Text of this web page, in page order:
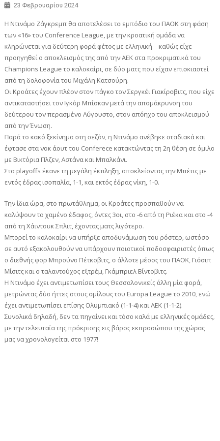
23 Φεβρουαρίου 2024
Η Ντινάμο Ζάγκρεμπ θα αποτελέσει το εμπόδιο του ΠΑΟΚ στη φάση
των «16» του Conference League, με την κροατική ομάδα να
κληρώνεται για δεύτερη φορά φέτος με ελληνική – καθώς είχε
προηγηθεί ο αποκλεισμός της από την ΑΕΚ στα προκριματικά του
Champions League το καλοκαίρι, σε δύο ματς που είχαν επισκιαστεί
από τη δολοφονία του Μιχάλη Κατσούρη.
Οι Κροάτες έχουν πλέον στον πάγκο τον Σεργκέι Γιακίροβιτς, που είχε
αντικαταστήσει τον Ιγκόρ Μπίσκαν μετά την απομάκρυνση του
δεύτερου τον περασμένο Αύγουστο, στον απόηχο του αποκλεισμού
από την Ένωση.
Παρά το κακό ξεκίνημα στη σεζόν, η Ντινάμο ανέβηκε σταδιακά και
έφτασε στα νοκ άουτ του Conferece κατακτώντας τη 2η θέση σε όμιλο
με Βικτόρια Πλζεν, Αστάνα και Μπαλκάνι.
Στα playoffs έκανε τη μεγάλη έκπληξη, αποκλείοντας την Μπέτις με
εντός έδρας ισοπαλία, 1-1, και εκτός έδρας νίκη, 1-0.
Την ίδια ώρα, στο πρωτάθλημα, οι Κροάτες προσπαθούν να
καλύψουν το χαμένο έδαφος, όντες 3οι, στο -6 από τη Ριέκα και στο -4
από τη Χάιντουκ Σπλιτ, έχοντας ματς λιγότερο.
Μπορεί το καλοκαίρι να υπήρξε αποδυνάμωση του ρόστερ, ωστόσο
σε αυτό εξακολουθούν να υπάρχουν ποιοτικοί ποδοσφαιριστές όπως
ο διεθνής φορ Μπρούνο Πέτκοβιτς, ο άλλοτε μέσος του ΠΑΟΚ, Γιόσιπ
Μίσιτς και ο ταλαντούχος εξτρέμ, Γκάμπριελ Βίντοβιτς.
Η Ντινάμο έχει αντιμετωπίσει τους Θεσσαλονικείς άλλη μία φορά,
μετρώντας δύο ήττες στους ομίλους του Europa League το 2010, ενώ
έχει αντιμετωπίσει επίσης Ολυμπιακό (1-1-4) και ΑΕΚ (1-1-2).
Συνολικά δηλαδή, δεν τα πηγαίνει και τόσο καλά με ελληνικές ομάδες,
με την τελευταία της πρόκρισης εις βάρος εκπροσώπου της χώρας
μας να χρονολογείται στο 1977!